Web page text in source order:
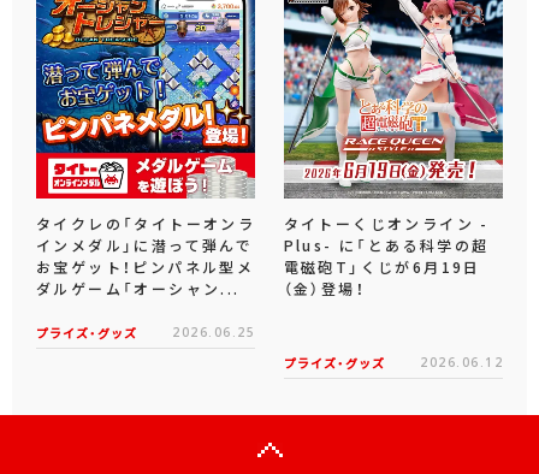
タイクレの「タイトーオンラ
インメダル」に潜って弾んで
お宝ゲット！ピンパネル型メ
ダルゲーム「オーシャン...
プライズ・グッズ 2026.06.25
タイトーくじオンライン -
Plus- に「とある科学の超
電磁砲T」くじが6月19日
（金）登場！
プライズ・グッズ 2026.06.12